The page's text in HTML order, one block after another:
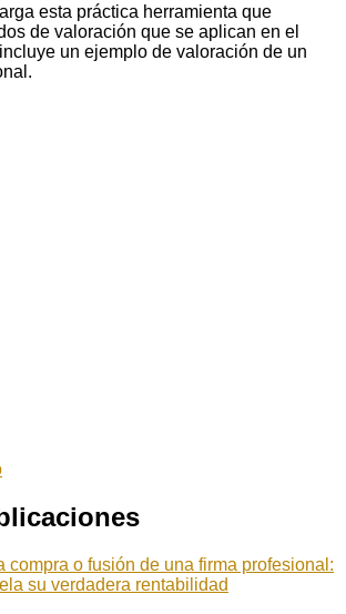
esta práctica herramienta que
de valoración que se aplican en el
un ejemplo de valoración de un